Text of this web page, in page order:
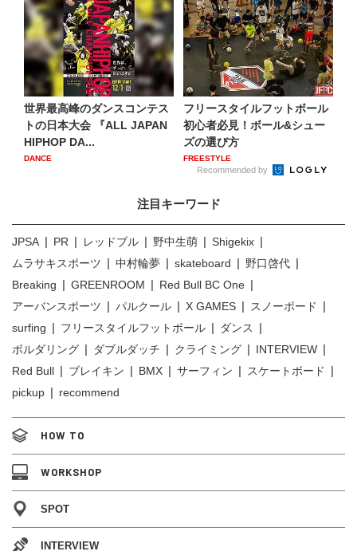
世界最高峰のダンスコンテス
トの日本大会 『ALL JAPAN
HIPHOP DA...
DANCE
フリースタイルフットボール
初心者必見！ボール&シュー
ズの選び方
FREESTYLE
Recommended by
注目キーワード
JPSA PR レッドブル 野中生萌
Shigekix
ムラサキスポーツ
中村輪夢 skateboard
野口啓代
Breaking
GREENROOM
Red Bull BC One
アーバンスポーツ
パルクール X GAMES
スノーボード
surfing
フリースタイルフットボール
ダンス
ボルダリング
ダブルダッチ クライミング
INTERVIEW
Red Bull
ブレイキン BMX サーフィン
スケートボード
pickup
recommend
HOW TO
WORKSHOP
SPOT
INTERVIEW